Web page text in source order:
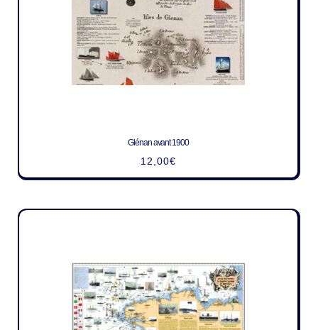
Glénan avant 1900
12,00€